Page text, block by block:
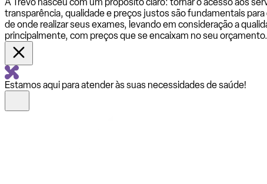
transparência, qualidade e preços justos são fundamentais
de onde realizar seus exames, levando em consideração a
principalmente, com preços que se encaixam no seu orçamento.
Estamos aqui para atender às suas necessidades de saúde!